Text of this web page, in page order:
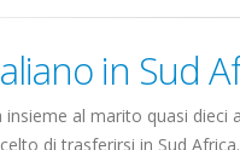
in Sud
insieme al marito quasi
di trasferirsi in Sud